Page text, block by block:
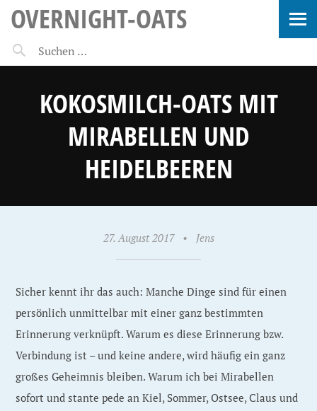
OVERNIGHT-OATS
KOKOSMILCH-OATS MIT
MIRABELLEN UND
HEIDELBEEREN
27. August 2017 • Jens
Sicher kennt ihr das auch: Manche Dinge sind für einen
persönlich unmittelbar mit einer ganz bestimmten
Erinnerung verknüpft. Warum es diese Erinnerung bzw.
Verbindung ist – und keine andere, wird häufig ein ganz
großes Geheimnis bleiben. Warum ich bei Mirabellen
sofort und stante pede an Kiel, Sommer, Ostsee, Claus und